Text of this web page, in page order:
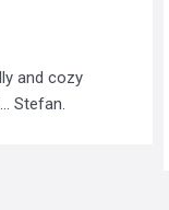
and cozy
Stefan.